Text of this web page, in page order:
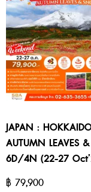
สัมผัสประสบการณ์ท่
JAPAN :
AUTUMN LEAVES
6D/4N (22-27
฿ 79,900